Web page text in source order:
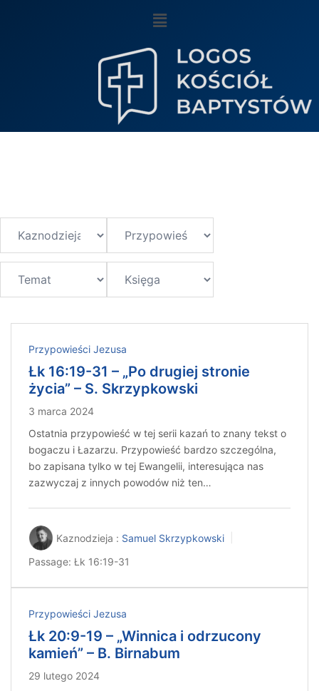
Przypowieści Jezusa
Łk 16:19-31 – „Po drugiej stronie
życia” – S. Skrzypkowski
3 marca 2024
Ostatnia przypowieść w tej serii kazań to znany tekst o
bogaczu i Łazarzu. Przypowieść bardzo szczególna,
bo zapisana tylko w tej Ewangelii, interesująca nas
zazwyczaj z innych powodów niż ten…
Kaznodzieja : Samuel Skrzypkowski
Passage: Łk 16:19-31
Przypowieści Jezusa
Łk 20:9-19 – „Winnica i odrzucony
kamień” – B. Birnabum
29 lutego 2024